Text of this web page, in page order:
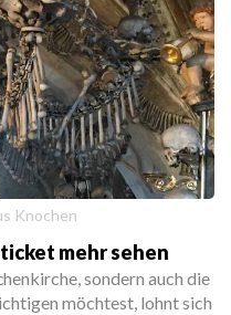
Knochen
mehr sehen
sondern auch die
möchtest, lohnt sich